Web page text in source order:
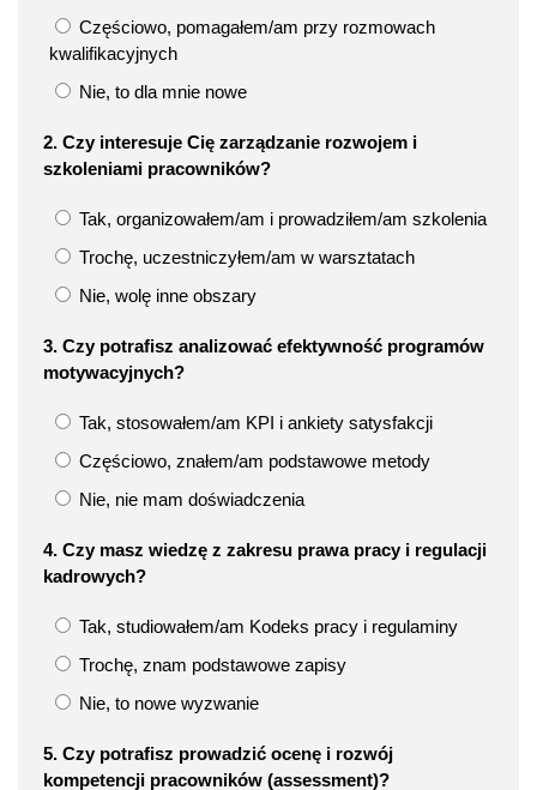
Częściowo, pomagałem/am przy rozmowach
kwalifikacyjnych
Nie, to dla mnie nowe
2. Czy interesuje Cię zarządzanie rozwojem i
szkoleniami pracowników?
Tak, organizowałem/am i prowadziłem/am szkolenia
Trochę, uczestniczyłem/am w warsztatach
Nie, wolę inne obszary
3. Czy potrafisz analizować efektywność programów
motywacyjnych?
Tak, stosowałem/am KPI i ankiety satysfakcji
Częściowo, znałem/am podstawowe metody
Nie, nie mam doświadczenia
4. Czy masz wiedzę z zakresu prawa pracy i regulacji
kadrowych?
Tak, studiowałem/am Kodeks pracy i regulaminy
Trochę, znam podstawowe zapisy
Nie, to nowe wyzwanie
5. Czy potrafisz prowadzić ocenę i rozwój
kompetencji pracowników (assessment)?